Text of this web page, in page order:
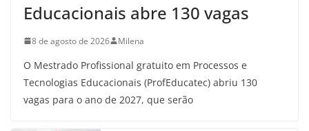
Educacionais abre 130 vagas
8 de agosto de 2026 Milena
O Mestrado Profissional gratuito em Processos e
Tecnologias Educacionais (ProfEducatec) abriu 130
vagas para o ano de 2027, que serão